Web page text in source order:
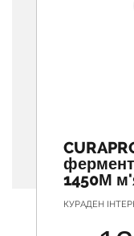
1450М
КУРАДЕН